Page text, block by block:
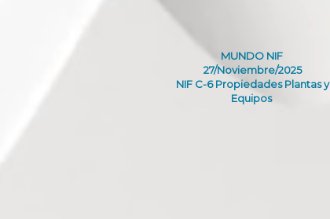
MUNDO NIF
27/Noviembre/2025
NIF C-6 Propiedades Plantas y
Equipos